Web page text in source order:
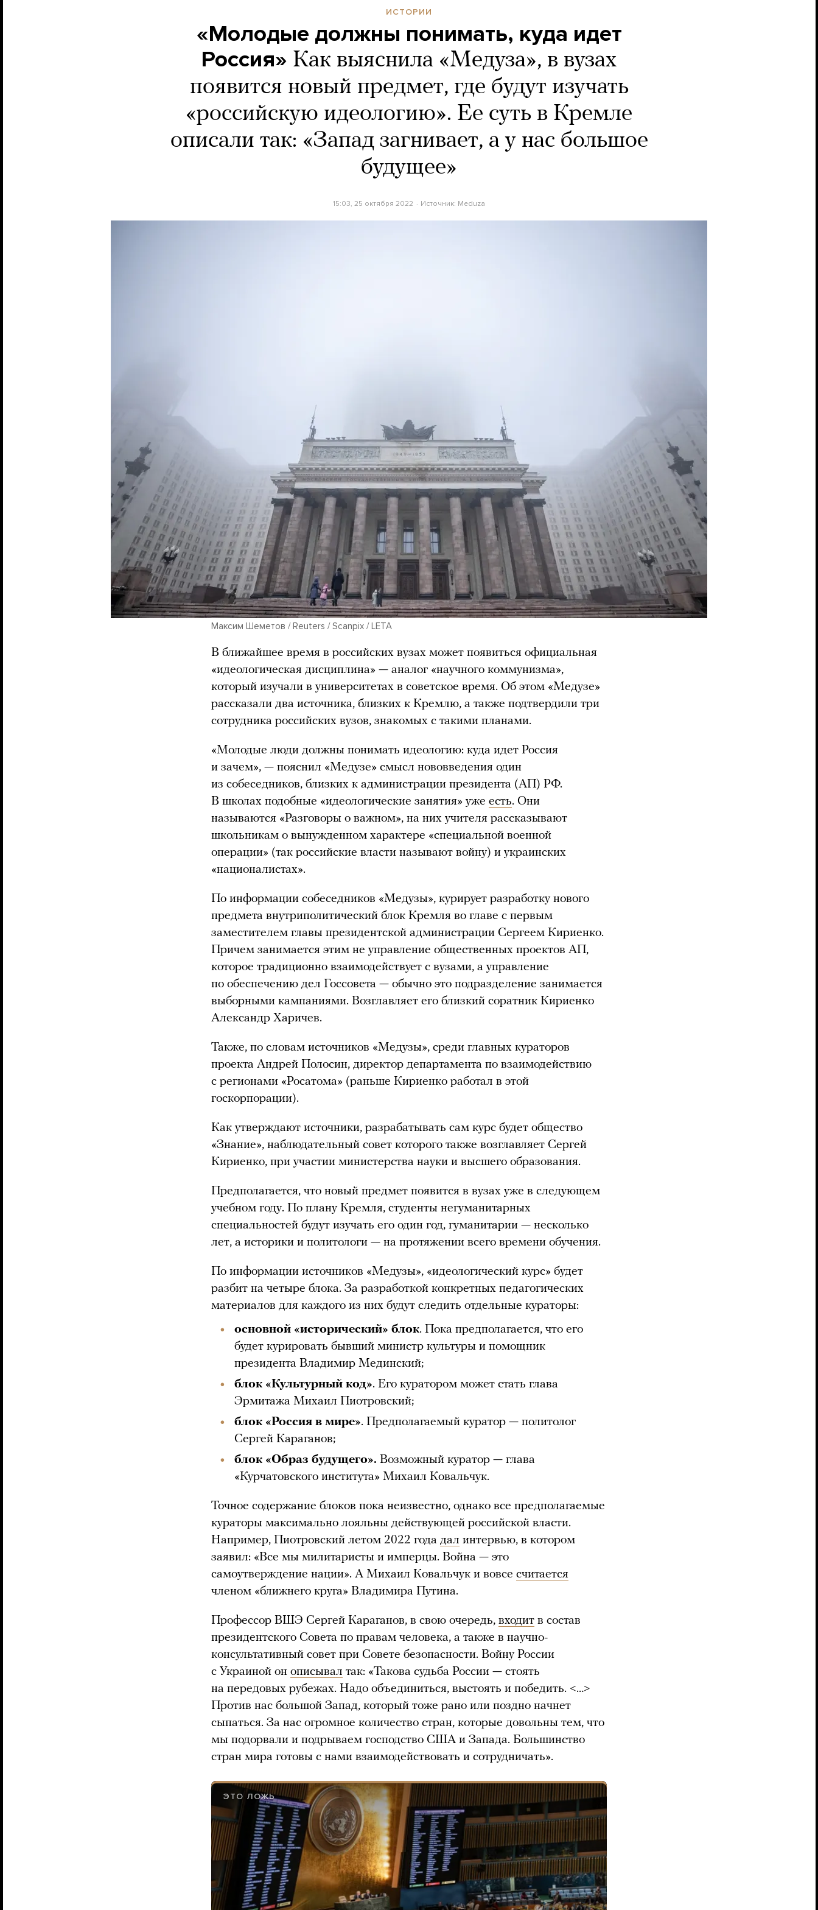
ИСТОРИИ
«Молодые должны понимать, куда идет
Россия» Как выяснила «Медуза», в вузах
появится новый предмет, где будут изучать
«российскую идеологию». Ее суть в Кремле
описали так: «Запад загнивает, а у нас большое
будущее»
15:03, 25 октября 2022 Источник: Meduza
Максим Шеметов / Reuters / Scanpix / LETA
В ближайшее время в российских вузах может появиться официальная
«идеологическая дисциплина» — аналог «научного коммунизма»,
который изучали в университетах в советское время. Об этом «Медузе»
рассказали два источника, близких к Кремлю, а также подтвердили три
сотрудника российских вузов, знакомых с такими планами.
«Молодые люди должны понимать идеологию: куда идет Россия
и зачем», — пояснил «Медузе» смысл нововведения один
из собеседников, близких к администрации президента (АП) РФ.
В школах подобные «идеологические занятия» уже есть. Они
называются «Разговоры о важном», на них учителя рассказывают
школьникам о вынужденном характере «специальной военной
операции» (так российские власти называют войну) и украинских
«националистах».
По информации собеседников «Медузы», курирует разработку нового
предмета внутриполитический блок Кремля во главе с первым
заместителем главы президентской администрации Сергеем Кириенко.
Причем занимается этим не управление общественных проектов АП,
которое традиционно взаимодействует с вузами, а управление
по обеспечению дел Госсовета — обычно это подразделение занимается
выборными кампаниями. Возглавляет его близкий соратник Кириенко
Александр Харичев.
Также, по словам источников «Медузы», среди главных кураторов
проекта Андрей Полосин, директор департамента по взаимодействию
с регионами «Росатома» (раньше Кириенко работал в этой
госкорпорации).
Как утверждают источники, разрабатывать сам курс будет общество
«Знание», наблюдательный совет которого также возглавляет Сергей
Кириенко, при участии министерства науки и высшего образования.
Предполагается, что новый предмет появится в вузах уже в следующем
учебном году. По плану Кремля, студенты негуманитарных
специальностей будут изучать его один год, гуманитарии — несколько
лет, а историки и политологи — на протяжении всего времени обучения.
По информации источников «Медузы», «идеологический курс» будет
разбит на четыре блока. За разработкой конкретных педагогических
материалов для каждого из них будут следить отдельные кураторы:
основной «исторический» блок. Пока предполагается, что его
будет курировать бывший министр культуры и помощник
президента Владимир Мединский;
блок «Культурный код». Его куратором может стать глава
Эрмитажа Михаил Пиотровский;
блок «Россия в мире». Предполагаемый куратор — политолог
Сергей Караганов;
блок «Образ будущего». Возможный куратор — глава
«Курчатовского института» Михаил Ковальчук.
Точное содержание блоков пока неизвестно, однако все предполагаемые
кураторы максимально лояльны действующей российской власти.
Например, Пиотровский летом 2022 года дал интервью, в котором
заявил: «Все мы милитаристы и имперцы. Война — это
самоутверждение нации». А Михаил Ковальчук и вовсе считается
членом «ближнего круга» Владимира Путина.
Профессор ВШЭ Сергей Караганов, в свою очередь, входит в состав
президентского Совета по правам человека, а также в научно-
консультативный совет при Совете безопасности. Войну России
с Украиной он описывал так: «Такова судьба России — стоять
на передовых рубежах. Надо объединиться, выстоять и победить. <…>
Против нас большой Запад, который тоже рано или поздно начнет
сыпаться. За нас огромное количество стран, которые довольны тем, что
мы подорвали и подрываем господство США и Запада. Большинство
стран мира готовы с нами взаимодействовать и сотрудничать».
ЭТО ЛОЖЬ